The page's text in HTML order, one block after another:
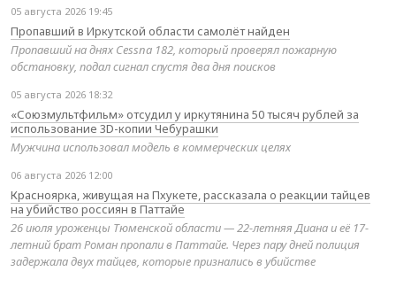
05 августа 2026 19:45
Пропавший в Иркутской области самолёт найден
Пропавший на днях Cessna 182, который проверял пожарную
обстановку, подал сигнал спустя два дня поисков
05 августа 2026 18:32
«Союзмультфильм» отсудил у иркутянина 50 тысяч рублей за
использование 3D-копии Чебурашки
Мужчина использовал модель в коммерческих целях
06 августа 2026 12:00
Красноярка, живущая на Пхукете, рассказала о реакции тайцев
на убийство россиян в Паттайе
26 июля уроженцы Тюменской области — 22-летняя Диана и её 17-
летний брат Роман пропали в Паттайе. Через пару дней полиция
задержала двух тайцев, которые признались в убийстве